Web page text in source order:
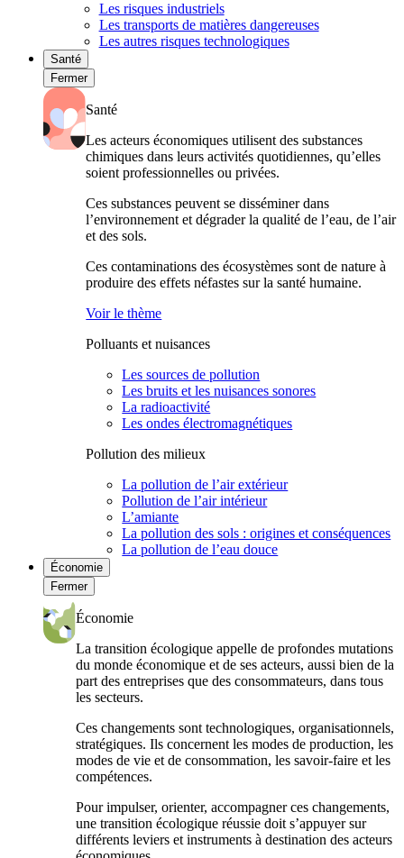
Les risques industriels
Les transports de matières dangereuses
Les autres risques technologiques
Santé
Fermer
Santé
Les acteurs économiques utilisent des substances
chimiques dans leurs activités quotidiennes, qu’elles
soient professionnelles ou privées.
Ces substances peuvent se disséminer dans
l’environnement et dégrader la qualité de l’eau, de l’air
et des sols.
Ces contaminations des écosystèmes sont de nature à
produire des effets néfastes sur la santé humaine.
Voir le thème
Polluants et nuisances
Les sources de pollution
Les bruits et les nuisances sonores
La radioactivité
Les ondes électromagnétiques
Pollution des milieux
La pollution de l’air extérieur
Pollution de l’air intérieur
L’amiante
La pollution des sols : origines et conséquences
La pollution de l’eau douce
Économie
Fermer
Économie
La transition écologique appelle de profondes mutations
du monde économique et de ses acteurs, aussi bien de la
part des entreprises que des consommateurs, dans tous
les secteurs.
Ces changements sont technologiques, organisationnels,
stratégiques. Ils concernent les modes de production, les
modes de vie et de consommation, les savoir-faire et les
compétences.
Pour impulser, orienter, accompagner ces changements,
une transition écologique réussie doit s’appuyer sur
différents leviers et instruments à destination des acteurs